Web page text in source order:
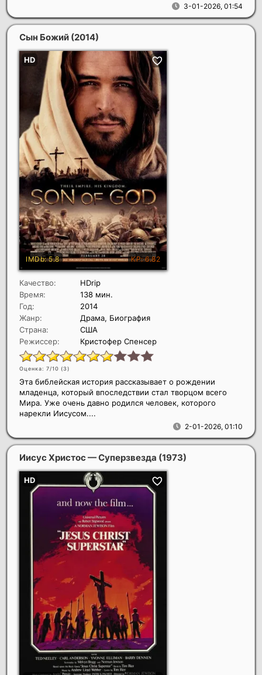
3-01-2026, 01:54
Сын Божий (2014)
Качество:
HDrip
Время:
138 мин.
Год:
2014
Жанр:
Драма, Биография
Страна:
США
Режиссер:
Кристофер Спенсер
Оценка: 7/10 (3)
2-01-2026, 01:10
Эта библейская история рассказывает о рождении
младенца, который впоследствии стал творцом всего
Мира. Уже очень давно родился человек, которого
нарекли Иисусом....
Иисус Христос — Суперзвезда (1973)